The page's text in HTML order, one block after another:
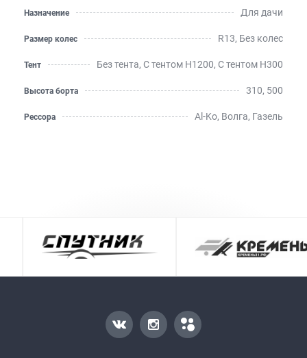
Назначение Для дачи
Размер колес R13, Без колес
Тент Без тента, С тентом H1200, С тентом Н300
Высота борта 310, 500
Рессора Al-Ko, Волга, Газель